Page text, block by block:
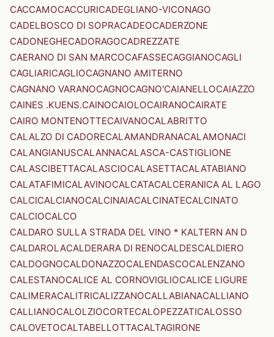
CACCAMOCACCURICADEGLIANO-VICONAGO
CADELBOSCO DI SOPRACADEOCADERZONE
CADONEGHECADORAGOCADREZZATE
CAERANO DI SAN MARCOCAFASSECAGGIANOCAGLI
CAGLIARICAGLIOCAGNANO AMITERNO
CAGNANO VARANOCAGNOCAGNO'CAIANELLOCAIAZZO
CAINES .KUENS.CAINOCAIOLOCAIRANOCAIRATE
CAIRO MONTENOTTECAIVANOCALABRITTO
CALALZO DI CADORECALAMANDRANACALAMONACI
CALANGIANUSCALANNACALASCA-CASTIGLIONE
CALASCIBETTACALASCIOCALASETTACALATABIANO
CALATAFIMICALAVINOCALCATACALCERANICA AL LAGO
CALCICALCIANOCALCINAIACALCINATECALCINATO
CALCIOCALCO
CALDARO SULLA STRADA DEL VINO * KALTERN AN D
CALDAROLACALDERARA DI RENOCALDESCALDIERO
CALDOGNOCALDONAZZOCALENDASCOCALENZANO
CALESTANOCALICE AL CORNOVIGLIOCALICE LIGURE
CALIMERACALITRICALIZZANOCALLABIANACALLIANO
CALLIANOCALOLZIOCORTECALOPEZZATICALOSSO
CALOVETOCALTABELLOTTACALTAGIRONE